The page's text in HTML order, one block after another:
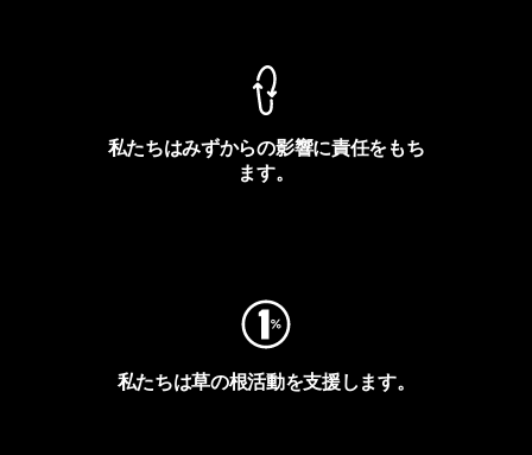
私たちはみずからの影響に責任をもち
ます。
私たちは草の根活動を支援します。